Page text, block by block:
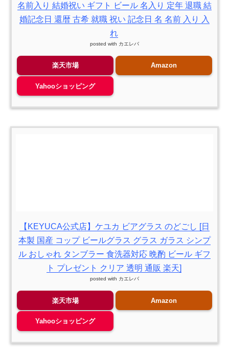
名前入り 結婚祝い ギフト ビール 名入り 定年 退職 結
婚記念日 還暦 古希 就職 祝い 記念日 名 名前 入り 入
れ
posted with カエレバ
楽天市場 Amazon
Yahooショッピング
【KEYUCA公式店】ケユカ ビアグラス のどごし [日
本製 国産 コップ ビールグラス グラス ガラス シンプ
ル おしゃれ タンブラー 食洗器対応 晩酌 ビール ギフ
ト プレゼント クリア 透明 通販 楽天]
posted with カエレバ
楽天市場 Amazon
Yahooショッピング